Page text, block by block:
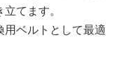
てます。
ベルトとして最適